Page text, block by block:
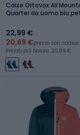
Calze Ortovox All
Quarter da uomo blu
22,99 €
20,69 €prezzo con codice
Prezzo più basso: 20,69 €